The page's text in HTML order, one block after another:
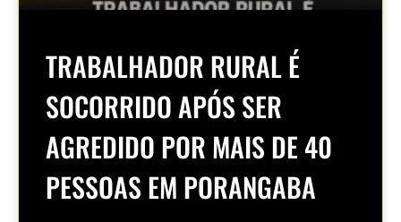
TRABALHADOR RURAL É
SOCORRIDO APÓS SER
AGREDIDO POR MAIS DE 40
PESSOAS EM PORANGABA